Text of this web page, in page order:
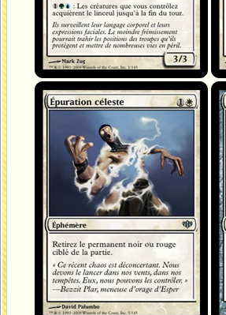
Épuration céleste